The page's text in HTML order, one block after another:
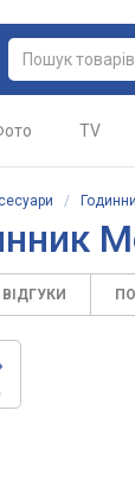
TV
/
ВІДГУКИ